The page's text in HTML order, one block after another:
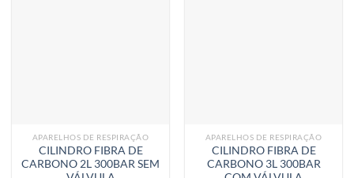
APARELHOS DE RESPIRAÇÃO
CILINDRO FIBRA DE
CARBONO 2L 300BAR SEM
APARELHOS DE RESPIRAÇÃO
CILINDRO FIBRA DE
CARBONO 3L 300BAR